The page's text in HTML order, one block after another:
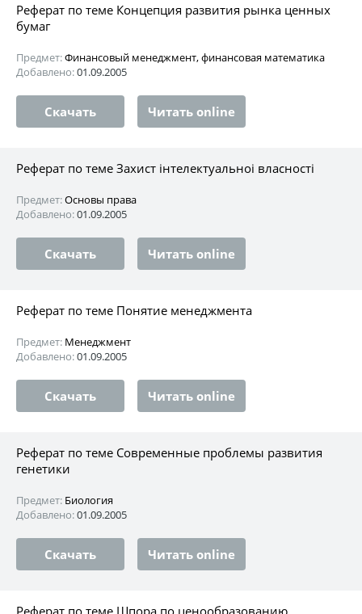
Реферат по теме Концепция развития рынка ценных
бумаг
Предмет:Финансовый менеджмент, финансовая математика
Добавлено:01.09.2005
Скачать Читать online
Реферат по теме Захист інтелектуальноі власності
Предмет:Основы права
Добавлено:01.09.2005
Скачать Читать online
Реферат по теме Понятие менеджмента
Предмет: Менеджмент
Добавлено:01.09.2005
Скачать Читать online
Реферат по теме Современные проблемы развития
генетики
Предмет: Биология
Добавлено:01.09.2005
Скачать Читать online
Реферат по теме Шпора по ценообразованию